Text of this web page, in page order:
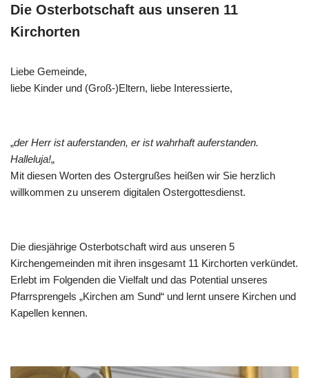
Die Osterbotschaft aus unseren 11
Kirchorten
Liebe Gemeinde,
liebe Kinder und (Groß-)Eltern, liebe Interessierte,
„der Herr ist auferstanden, er ist wahrhaft auferstanden.
Halleluja!„
Mit diesen Worten des Ostergrußes heißen wir Sie herzlich
willkommen zu unserem digitalen Ostergottesdienst.
Die diesjährige Osterbotschaft wird aus unseren 5
Kirchengemeinden mit ihren insgesamt 11 Kirchorten verkündet.
Erlebt im Folgenden die Vielfalt und das Potential unseres
Pfarrsprengels „Kirchen am Sund“ und lernt unsere Kirchen und
Kapellen kennen.